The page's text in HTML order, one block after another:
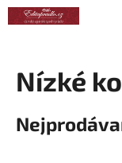
Přejít
na
Nízké
K
o
C
p